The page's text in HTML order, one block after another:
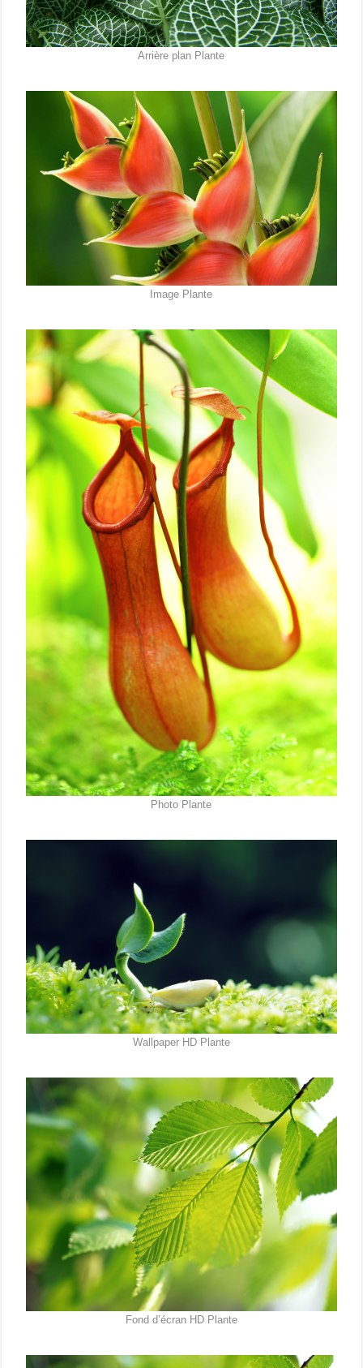
Arrière plan Plante
Image Plante
Photo Plante
Wallpaper HD Plante
Fond d’écran HD Plante